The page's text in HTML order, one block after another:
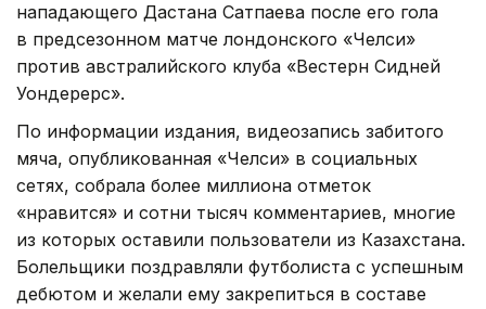
нападающего Дастана Сатпаева после его гола
в предсезонном матче лондонского «Челси»
против австралийского клуба «Вестерн Сидней
Уондерерс».
По информации издания, видеозапись забитого
мяча, опубликованная «Челси» в социальных
сетях, собрала более миллиона отметок
«нравится» и сотни тысяч комментариев, многие
из которых оставили пользователи из Казахстана.
Болельщики поздравляли футболиста с успешным
дебютом и желали ему закрепиться в составе